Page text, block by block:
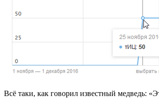
Всё таки, как говорил известный медведь: